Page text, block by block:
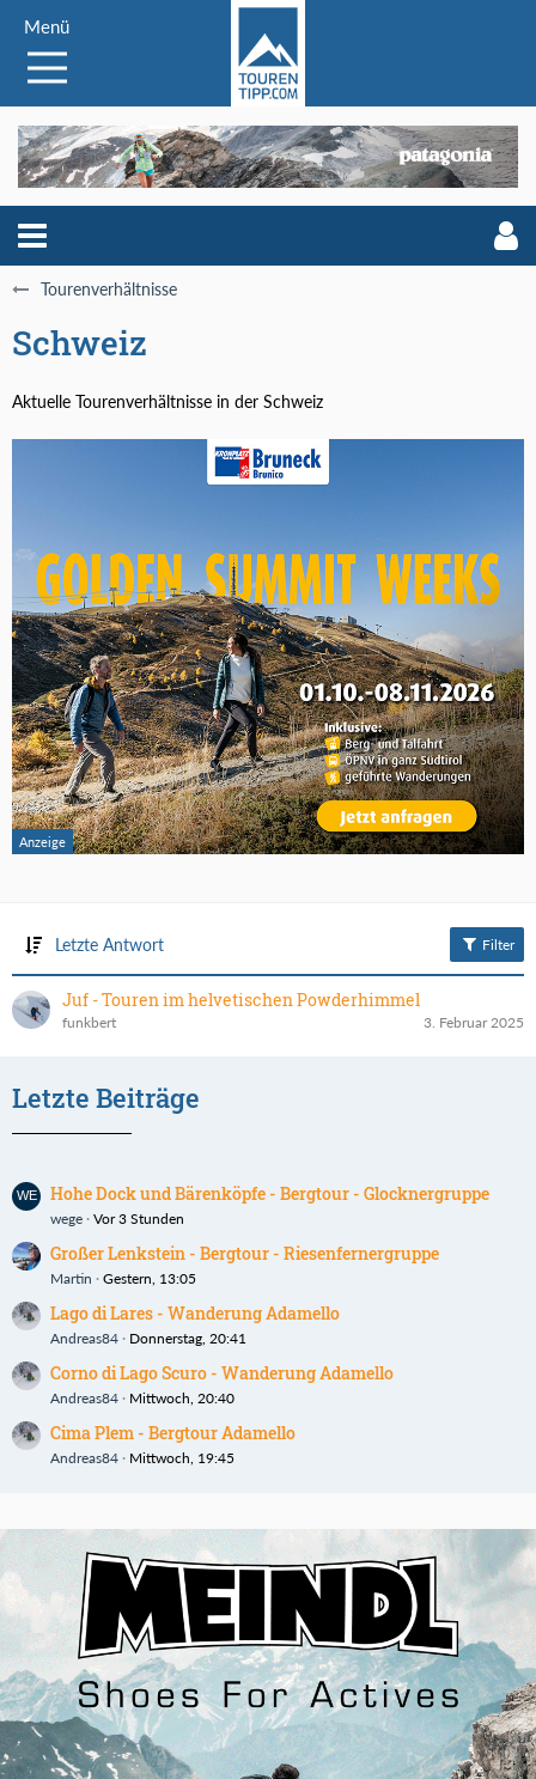
Menü
Tourenverhältnisse
Schweiz
Aktuelle Tourenverhältnisse in der Schweiz
Letzte Antwort Filter
Juf - Touren im helvetischen Powderhimmel
funkbert 3. Februar 2025
Letzte Beiträge
Hohe Dock und Bärenköpfe - Bergtour - Glocknergruppe
wege Vor 3 Stunden
Großer Lenkstein - Bergtour - Riesenfernergruppe
Martin Gestern, 13:05
Lago di Lares - Wanderung Adamello
Andreas84 Donnerstag, 20:41
Corno di Lago Scuro - Wanderung Adamello
Andreas84 Mittwoch, 20:40
Cima Plem - Bergtour Adamello
Andreas84 Mittwoch, 19:45